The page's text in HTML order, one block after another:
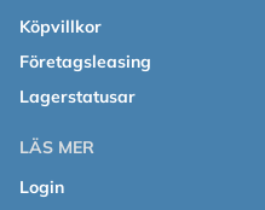
Köpvillkor
Företagsleasing
Lagerstatusar
LÄS MER
Login